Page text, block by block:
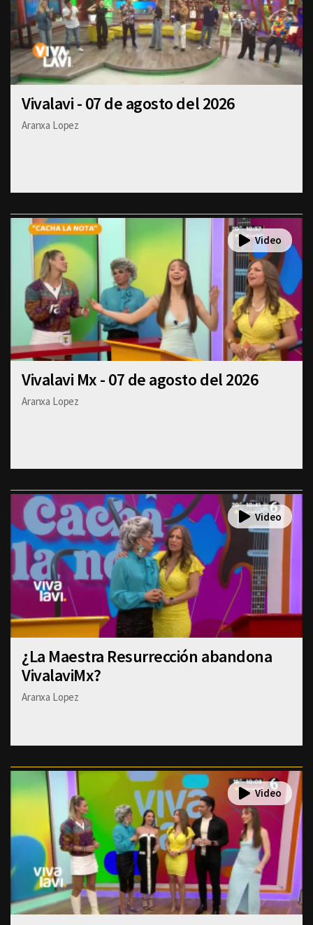
Vivalavi - 07 de agosto del 2026
Aranxa Lopez
Vivalavi Mx - 07 de agosto del 2026
Aranxa Lopez
¿La Maestra Resurrección abandona
VivalaviMx?
Aranxa Lopez